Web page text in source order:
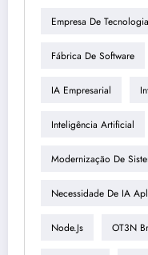
Empresa De
Fábrica De Software
IA Empresarial
Inteligência Artificial
Modernização De
Necessidade De IA
Node.js OT3N